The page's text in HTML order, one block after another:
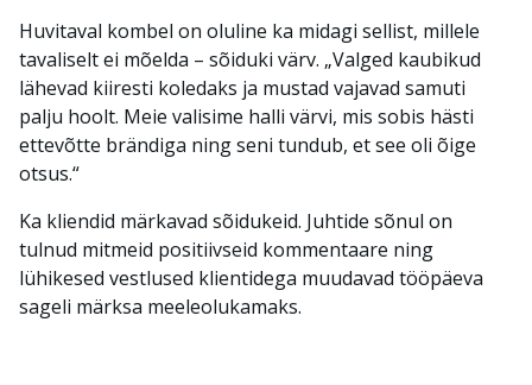
Huvitaval kombel on oluline ka midagi sellist, millele
tavaliselt ei mõelda – sõiduki värv. „Valged kaubikud
lähevad kiiresti koledaks ja mustad vajavad samuti
palju hoolt. Meie valisime halli värvi, mis sobis hästi
ettevõtte brändiga ning seni tundub, et see oli õige
otsus.“
Ka kliendid märkavad sõidukeid. Juhtide sõnul on
tulnud mitmeid positiivseid kommentaare ning
lühikesed vestlused klientidega muudavad tööpäeva
sageli märksa meeleolukamaks.